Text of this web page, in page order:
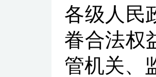
各级人民
眷合法权
管机关、